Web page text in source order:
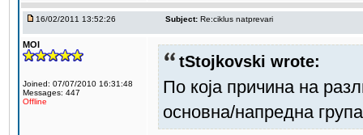
16/02/2011 13:52:26 Subject: Re:ciklus natprevari
MOI
Joined: 07/07/2010 16:31:48
Messages: 447
Offline
tStojkovski wrote:
По која причина на
основна/напредна